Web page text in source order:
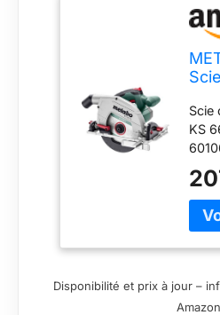
Scie
KS
Disponibilité et prix à jour –
Amazon